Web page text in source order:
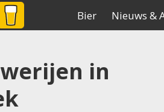
De grootste biersite
Bier Nieuws &
in